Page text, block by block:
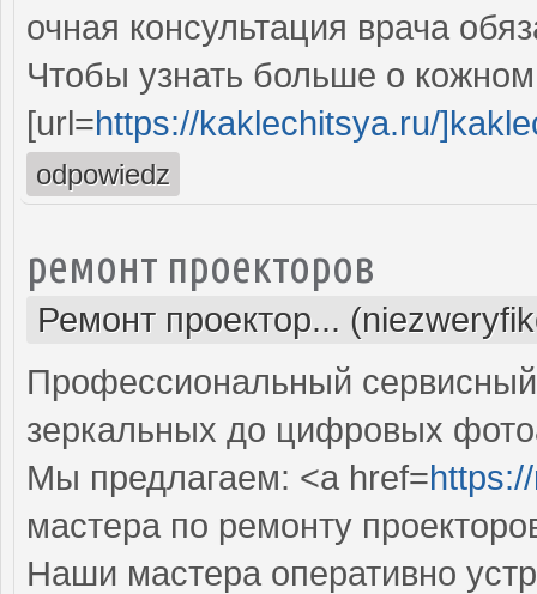
очная консультация врача
Чтобы узнать больше о
[url=https://kaklechitsya.ru/
odpowiedz
ремонт проекторов
Ремонт проектор...
Профессиональный
зеркальных до цифровых
Мы предлагаем: <a href=
мастера по ремонту
Наши мастера оперативно